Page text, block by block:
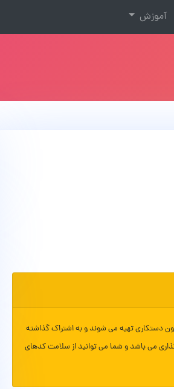
آموزش
دستکاری تهیه می شوند و به اشتراک گذاشته
می باشد و شما می توانید از سلامت کدهای